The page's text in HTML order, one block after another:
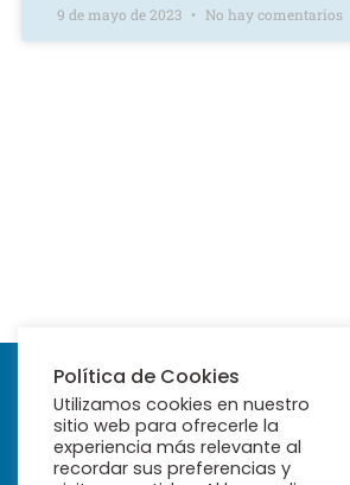
9 de mayo de 2023 No hay comentarios
Política de Cookies
Utilizamos cookies en nuestro
sitio web para ofrecerle la
experiencia más relevante al
recordar sus preferencias y